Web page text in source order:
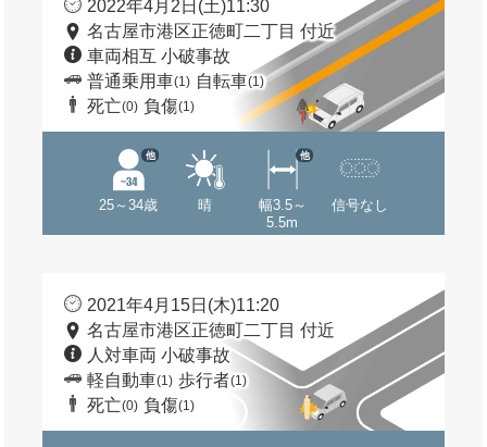
2022年4月2日(土)11:30
名古屋市港区正徳町二丁目 付近
車両相互 小破事故
普通乗用車(1) 自転車(1)
死亡(0) 負傷(1)
25～34歳
他
晴
幅3.5～
5.5m
他
信号なし
2021年4月15日(木)11:20
名古屋市港区正徳町二丁目 付近
人対車両 小破事故
軽自動車(1) 歩行者(1)
死亡(0) 負傷(1)